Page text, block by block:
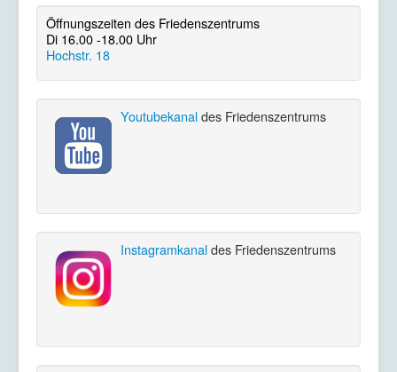
Öffnungszeiten des Friedenszentrums
Di 16.00 -18.00 Uhr
Hochstr. 18
Youtubekanaldes Friedenszentrums
Instagramkanaldes Friedenszentrums